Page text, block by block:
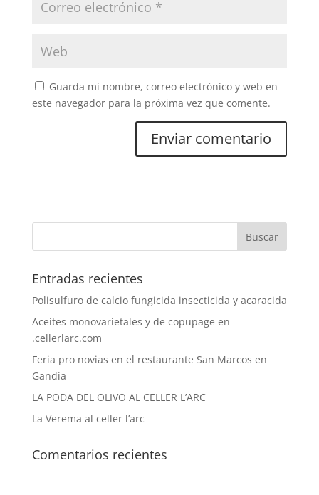
Guarda mi nombre, correo electrónico y web en
este navegador para la próxima vez que comente.
Entradas recientes
Polisulfuro de calcio fungicida insecticida y acaracida
Aceites monovarietales y de copupage en
.cellerlarc.com
Feria pro novias en el restaurante San Marcos en
Gandia
LA PODA DEL OLIVO AL CELLER L’ARC
La Verema al celler l’arc
Comentarios recientes